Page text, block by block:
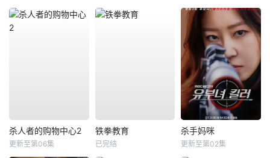
杀人者的购物中心2
更新至第06集
铁拳教育
已完结
杀手妈咪
更新至第02集